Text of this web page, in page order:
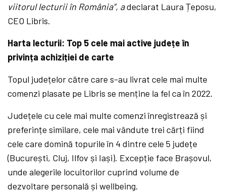
viitorul lecturii în România”, adeclarat Laura Țeposu,
CEO Libris.
Harta lecturii: Top 5 cele mai active județe în
privința achiziției de carte
Topul județelor către care s-au livrat cele mai multe
comenzi plasate pe Libris se menține la fel ca în 2022.
Județele cu cele mai multe comenzi înregistrează și
preferințe similare, cele mai vândute trei cărți fiind
cele care domină topurile în 4 dintre cele 5 județe
(București, Cluj, Ilfov și Iași). Excepție face Brașovul,
unde alegerile locuitorilor cuprind volume de
dezvoltare personală și wellbeing.